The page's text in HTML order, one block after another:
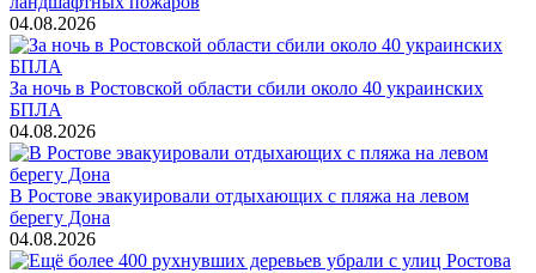
04.08.2026
За ночь в Ростовской области сбили около 40 украинских
БПЛА
04.08.2026
В Ростове эвакуировали отдыхающих с пляжа на левом
берегу Дона
04.08.2026